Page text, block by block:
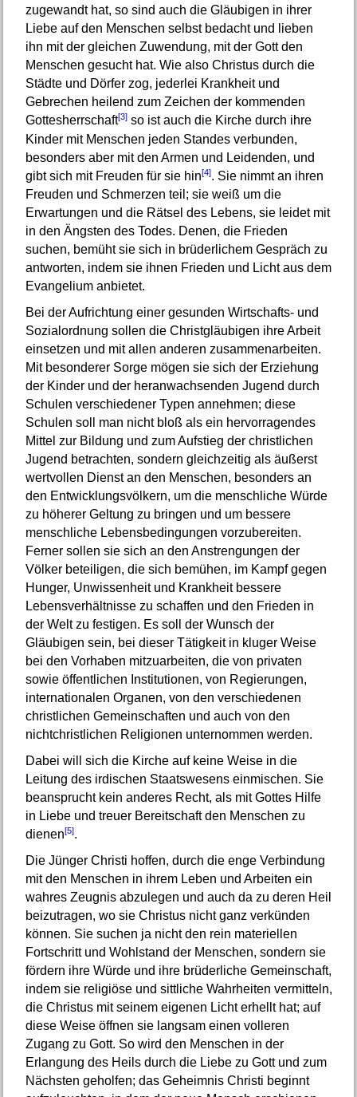
zugewandt hat, so sind auch die Gläubigen in ihrer
Liebe auf den Menschen selbst bedacht und lieben
ihn mit der gleichen Zuwendung, mit der Gott den
Menschen gesucht hat. Wie also Christus durch die
Städte und Dörfer zog, jederlei Krankheit und
Gebrechen heilend zum Zeichen der kommenden
Gottesherrschaft[3]so ist auch die Kirche durch ihre
Kinder mit Menschen jeden Standes verbunden,
besonders aber mit den Armen und Leidenden, und
gibt sich mit Freuden für sie hin[4]. Sie nimmt an ihren
Freuden und Schmerzen teil; sie weiß um die
Erwartungen und die Rätsel des Lebens, sie leidet mit
in den Ängsten des Todes. Denen, die Frieden
suchen, bemüht sie sich in brüderlichem Gespräch zu
antworten, indem sie ihnen Frieden und Licht aus dem
Evangelium anbietet.
Bei der Aufrichtung einer gesunden Wirtschafts- und
Sozialordnung sollen die Christgläubigen ihre Arbeit
einsetzen und mit allen anderen zusammenarbeiten.
Mit besonderer Sorge mögen sie sich der Erziehung
der Kinder und der heranwachsenden Jugend durch
Schulen verschiedener Typen annehmen; diese
Schulen soll man nicht bloß als ein hervorragendes
Mittel zur Bildung und zum Aufstieg der christlichen
Jugend betrachten, sondern gleichzeitig als äußerst
wertvollen Dienst an den Menschen, besonders an
den Entwicklungsvölkern, um die menschliche Würde
zu höherer Geltung zu bringen und um bessere
menschliche Lebensbedingungen vorzubereiten.
Ferner sollen sie sich an den Anstrengungen der
Völker beteiligen, die sich bemühen, im Kampf gegen
Hunger, Unwissenheit und Krankheit bessere
Lebensverhältnisse zu schaffen und den Frieden in
der Welt zu festigen. Es soll der Wunsch der
Gläubigen sein, bei dieser Tätigkeit in kluger Weise
bei den Vorhaben mitzuarbeiten, die von privaten
sowie öffentlichen Institutionen, von Regierungen,
internationalen Organen, von den verschiedenen
christlichen Gemeinschaften und auch von den
nichtchristlichen Religionen unternommen werden.
Dabei will sich die Kirche auf keine Weise in die
Leitung des irdischen Staatswesens einmischen. Sie
beansprucht kein anderes Recht, als mit Gottes Hilfe
in Liebe und treuer Bereitschaft den Menschen zu
dienen[5].
Die Jünger Christi hoffen, durch die enge Verbindung
mit den Menschen in ihrem Leben und Arbeiten ein
wahres Zeugnis abzulegen und auch da zu deren Heil
beizutragen, wo sie Christus nicht ganz verkünden
können. Sie suchen ja nicht den rein materiellen
Fortschritt und Wohlstand der Menschen, sondern sie
fördern ihre Würde und ihre brüderliche Gemeinschaft,
indem sie religiöse und sittliche Wahrheiten vermitteln,
die Christus mit seinem eigenen Licht erhellt hat; auf
diese Weise öffnen sie langsam einen volleren
Zugang zu Gott. So wird den Menschen in der
Erlangung des Heils durch die Liebe zu Gott und zum
Nächsten geholfen; das Geheimnis Christi beginnt